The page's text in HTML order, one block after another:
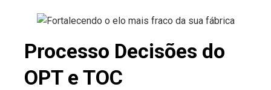
Processo Decisões do
OPT e TOC